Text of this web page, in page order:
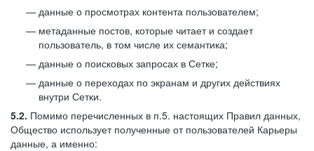
данные о просмотрах контента пользователем;
метаданные постов, которые читает и создает
пользователь, в том числе их семантика;
данные о поисковых запросах в Сетке;
данные о переходах по экранам и других действиях
внутри Сетки.
5.2. Помимо перечисленных в п.5. настоящих Правил данных,
Общество использует полученные от пользователей Карьеры
данные, а именно: